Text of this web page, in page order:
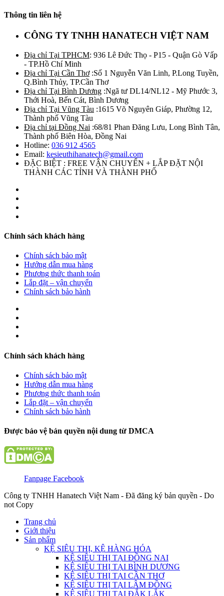
Thông tin liên hệ
CÔNG TY TNHH HANATECH VIỆT NAM
Địa chỉ Tại TPHCM: 936 Lê Đức Thọ - P15 - Quận Gò Vấp
- TP.Hồ Chí Minh
Địa chỉ Tại Cần Thơ:Số 1 Nguyễn Văn Linh, P.Long Tuyền,
Q.Bình Thủy, TP.Cần Thơ
Địa chỉ Tại Bình Dương :Ngã tư DL14/NL12 - Mỹ Phước 3,
Thới Hoà, Bến Cát, Bình Dương
Địa chỉ Tại Vũng Tàu :1615 Võ Nguyên Giáp, Phường 12,
Thành phố Vũng Tàu
Địa chỉ tại Đồng Nai :68/81 Phan Đăng Lưu, Long Bình Tân,
Thành phố Biên Hòa, Đồng Nai
Hotline: 036 912 4565
Email: kesieuthihanatech@gmail.com
ĐẶC BIỆT : FREE VẬN CHUYỂN + LẮP ĐẶT NỘI
THÀNH CÁC TỈNH VÀ THÀNH PHỐ
Chính sách khách hàng
Chính sách bảo mật
Hướng dẫn mua hàng
Phương thức thanh toán
Lắp đặt – vận chuyển
Chính sách bảo hành
Chính sách khách hàng
Chính sách bảo mật
Hướng dẫn mua hàng
Phương thức thanh toán
Lắp đặt – vận chuyển
Chính sách bảo hành
Được bảo vệ bản quyền nội dung từ DMCA
Fanpage Facebook
Công ty TNHH Hanatech Việt Nam - Đã đăng ký bản quyền - Do
not Copy
Trang chủ
Giới thiệu
Sản phẩm
KỆ SIÊU THỊ, KỆ HÀNG HÓA
KỆ SIÊU THỊ TẠI ĐỒNG NAI
KỆ SIÊU THỊ TẠI BÌNH DƯƠNG
KỆ SIÊU THỊ TẠI CẦN THƠ
KỆ SIÊU THỊ TẠI LÂM ĐỒNG
KỆ SIÊU THỊ TẠI ĐẮK LẮK